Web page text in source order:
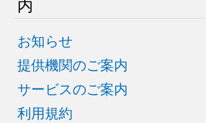
お知らせ
提供機関のご案内
サービスのご案内
利用規約